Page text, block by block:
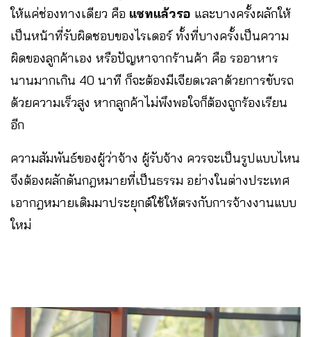
ให้แค่ช่องทางเดียว คือ แชทแล้วรอ และบางครั้งผลักให้
เป็นหน้าที่รับผิดชอบของไรเดอร์ ทั้งที่บางครั้งเป็นความ
ผิดของลูกค้าเอง หรือปัญหาจากร้านค้า คือ รออาหาร
นานมากเกิน 40 นาที ก็จะต้องมีเจียดเวลาด้วยการขับรถ
ด้วยความเร็วสูง หากลูกค้าไม่พึงพอใจก็ต้องถูกร้องเรียน
อีก
ความสัมพันธ์ของผู้ว่าจ้าง ผู้รับจ้าง ควรจะเป็นรูปแบบไหน
จึงต้องผลักดันกฎหมายที่เป็นธรรม อย่างในต่างประเทศ
เอากฎหมายเดิมมาประยุกต์ใช้ให้ตรงกับการจ้างงานแบบ
ใหม่